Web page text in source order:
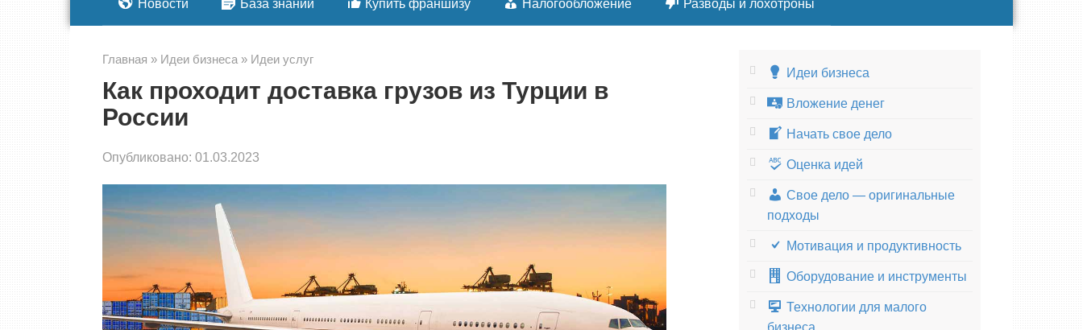
Новости База знаний Купить франшизу Налогообложение Разводы и лохотроны
Главная » Идеи бизнеса » Идеи услуг
Как проходит доставка грузов из Турции в
России
Опубликовано: 01.03.2023
Идеи бизнеса
Вложение денег
Начать свое дело
Оценка идей
Свое дело — оригинальные
подходы
Мотивация и продуктивность
Оборудование и инструменты
Технологии для малого
бизнеса